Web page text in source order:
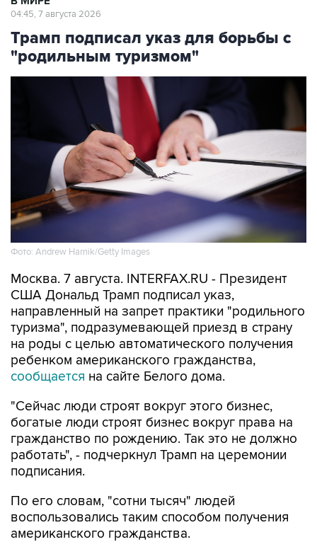
04:45, 7 августа 2026
Трамп подписал указ для борьбы с
"родильным туризмом"
Фото: Andrew Harnik/Getty Images
Москва. 7 августа. INTERFAX.RU - Президент
США Дональд Трамп подписал указ,
направленный на запрет практики "родильного
туризма", подразумевающей приезд в страну
на роды с целью автоматического получения
ребенком американского гражданства,
сообщается на сайте Белого дома.
"Сейчас люди строят вокруг этого бизнес,
богатые люди строят бизнес вокруг права на
гражданство по рождению. Так это не должно
работать", - подчеркнул Трамп на церемонии
подписания.
По его словам, "сотни тысяч" людей
воспользовались таким способом получения
американского гражданства.